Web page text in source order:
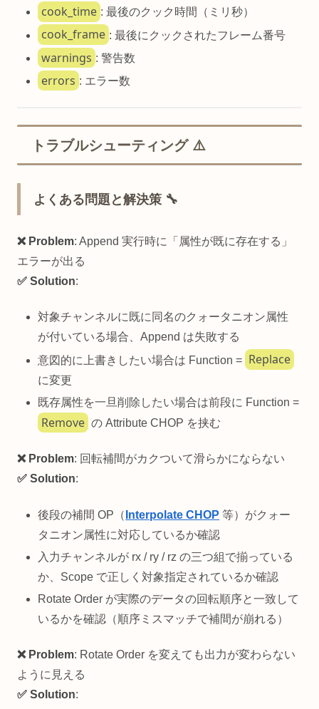
cook_time : 最後のクック時間（ミリ秒）
cook_frame : 最後にクックされたフレーム番号
warnings : 警告数
errors : エラー数
トラブルシューティング ⚠️
よくある問題と解決策 🔧
❌ Problem: Append 実行時に「属性が既に存在する」
エラーが出る
✅ Solution:
対象チャンネルに既に同名のクォータニオン属性
が付いている場合、Append は失敗する
意図的に上書きしたい場合は Function = Replace
に変更
既存属性を一旦削除したい場合は前段に Function =
Remove の Attribute CHOP を挟む
❌ Problem: 回転補間がカクついて滑らかにならない
✅ Solution:
後段の補間 OP（ Interpolate CHOP 等）がクォー
タニオン属性に対応しているか確認
入力チャンネルが rx / ry / rz の三つ組で揃っている
か、Scope で正しく対象指定されているか確認
Rotate Order が実際のデータの回転順序と一致して
いるかを確認（順序ミスマッチで補間が崩れる）
❌ Problem: Rotate Order を変えても出力が変わらない
ように見える
✅ Solution: